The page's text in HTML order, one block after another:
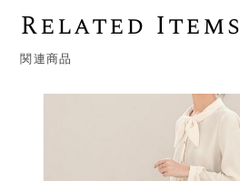
Related Items
関連商品